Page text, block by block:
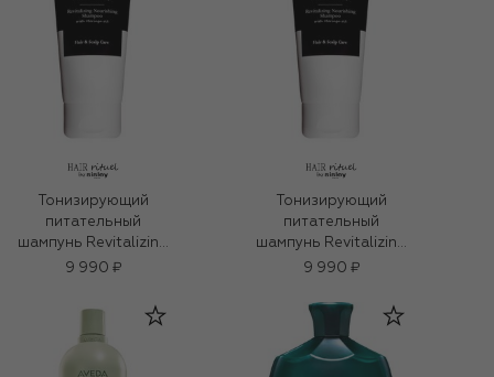
Тонизирующий
питательный
шампунь Revitalizing
Nourishing Shampoo
9 990 ₽
Тонизирующий
питательный
шампунь Revitalizing
Nourishing Shampoo
9 990 ₽